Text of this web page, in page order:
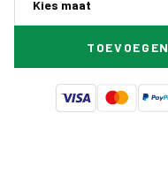
Kies maat